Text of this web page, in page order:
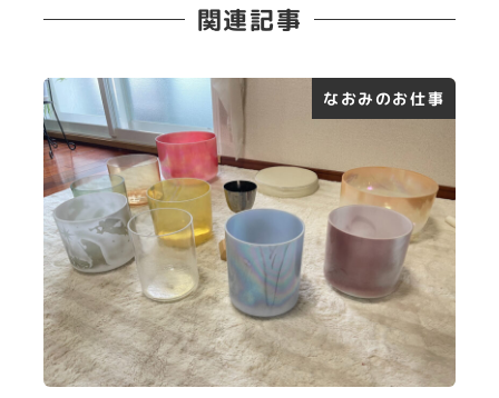
関連記事
なおみのお仕事